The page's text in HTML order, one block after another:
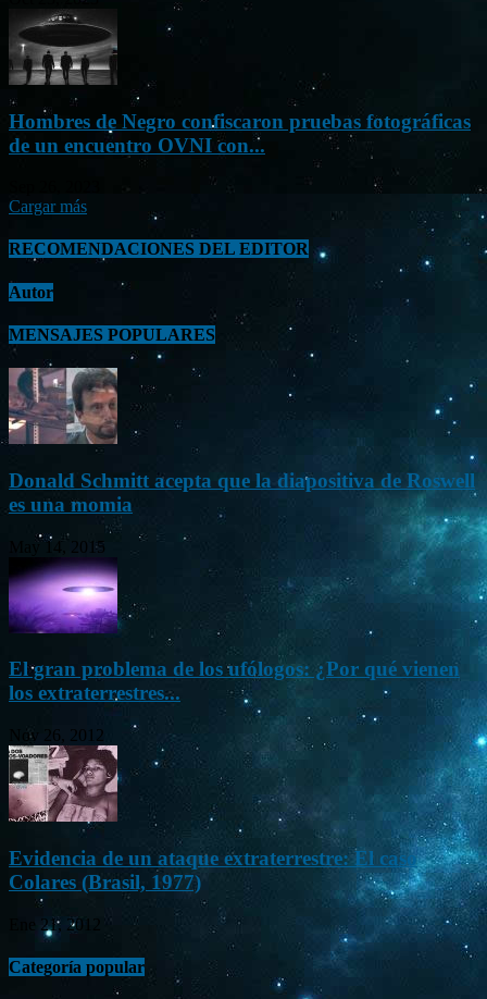
Hombres de Negro confiscaron pruebas fotográficas
de un encuentro OVNI con...
Cargar más
RECOMENDACIONES DEL EDITOR
Autor
MENSAJES POPULARES
Donald Schmitt acepta que la diapositiva de Roswell
es una momia
May 14, 2015
El gran problema de los ufólogos: ¿Por qué vienen
los extraterrestres...
Nov 26, 2012
Evidencia de un ataque extraterrestre: El caso
Colares (Brasil, 1977)
Ene 21, 2012
Categoría popular